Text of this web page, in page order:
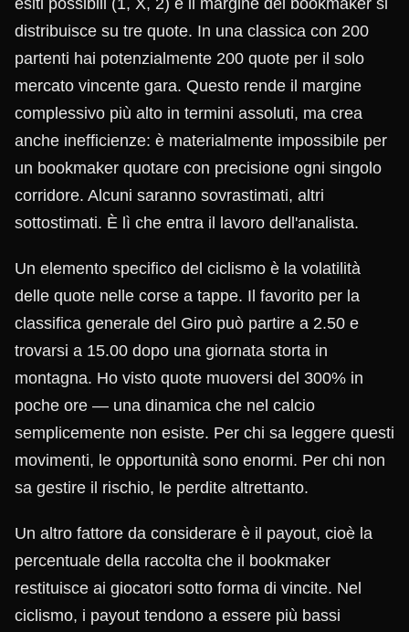
distribuisce su tre quote. In una classica con 200
partenti hai potenzialmente 200 quote per il solo
mercato vincente gara. Questo rende il margine
complessivo più alto in termini assoluti, ma crea
anche inefficienze: è materialmente impossibile per
un bookmaker quotare con precisione ogni singolo
corridore. Alcuni saranno sovrastimati, altri
sottostimati. È lì che entra il lavoro dell'analista.
Un elemento specifico del ciclismo è la volatilità
delle quote nelle corse a tappe. Il favorito per la
classifica generale del Giro può partire a 2.50 e
trovarsi a 15.00 dopo una giornata storta in
montagna. Ho visto quote muoversi del 300% in
poche ore — una dinamica che nel calcio
semplicemente non esiste. Per chi sa leggere questi
movimenti, le opportunità sono enormi. Per chi non
sa gestire il rischio, le perdite altrettanto.
Un altro fattore da considerare è il payout, cioè la
percentuale della raccolta che il bookmaker
restituisce ai giocatori sotto forma di vincite. Nel
ciclismo, i payout tendono a essere più bassi